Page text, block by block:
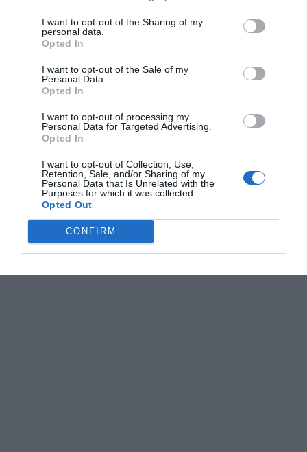
I want to opt-out of the Sharing of my
personal data.
Opted In
I want to opt-out of the Sale of my
Personal Data.
Opted In
I want to opt-out of processing my
Personal Data for Targeted Advertising.
Opted In
I want to opt-out of Collection, Use,
Retention, Sale, and/or Sharing of my
Personal Data that Is Unrelated with the
Purposes for which it was collected.
Opted Out
CONFIRM